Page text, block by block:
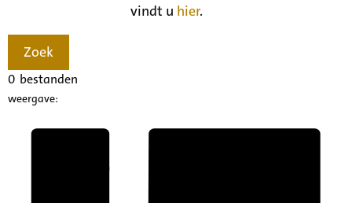
vindt u hier.
Zoek
0 bestanden
weergave: